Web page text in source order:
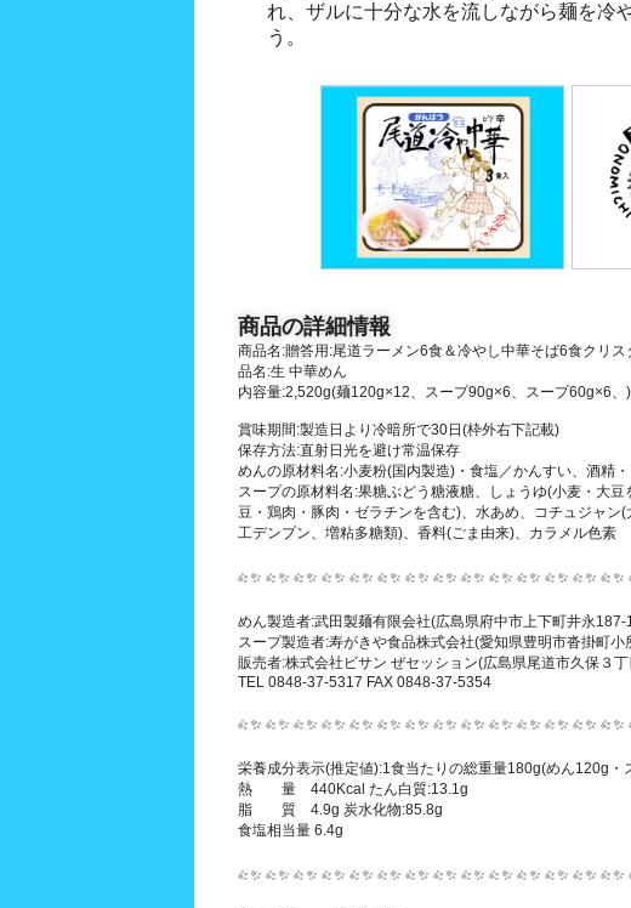
れ、ザルに十分な水を流しながら麺を冷
う。
商品の詳細情報
商品名:贈答用:尾道ラーメン6食＆冷やし中華そば6食クリ
品名:生 中華めん
内容量:2,520g(麺120g×12、スープ90g×6、スープ60g×6、)
賞味期間:製造日より冷暗所で30日(枠外右下記載)
保存方法:直射日光を避け常温保存
めんの原材料名:小麦粉(国内製造)・食塩／かんすい、酒精
スープの原材料名:果糖ぶどう糖液糖、しょうゆ(小麦・大
豆・鶏肉・豚肉・ゼラチンを含む)、水あめ、コチュジャ
工デンプン、増粘多糖類)、香料(ごま由来)、カラメル色素
めん製造者:武田製麺有限会社(広島県府中市上下町井永187-
スープ製造者:寿がきや食品株式会社(愛知県豊明市沓掛町小
販売者:株式会社ビサン ぜセッション(広島県尾道市久保３
TEL 0848-37-5317 FAX 0848-37-5354
栄養成分表示(推定値):1食当たりの総重量180g(めん120g・
熱 量 440Kcal たん白質:13.1g
脂 質 4.9g 炭水化物:85.8g
食塩相当量 6.4g